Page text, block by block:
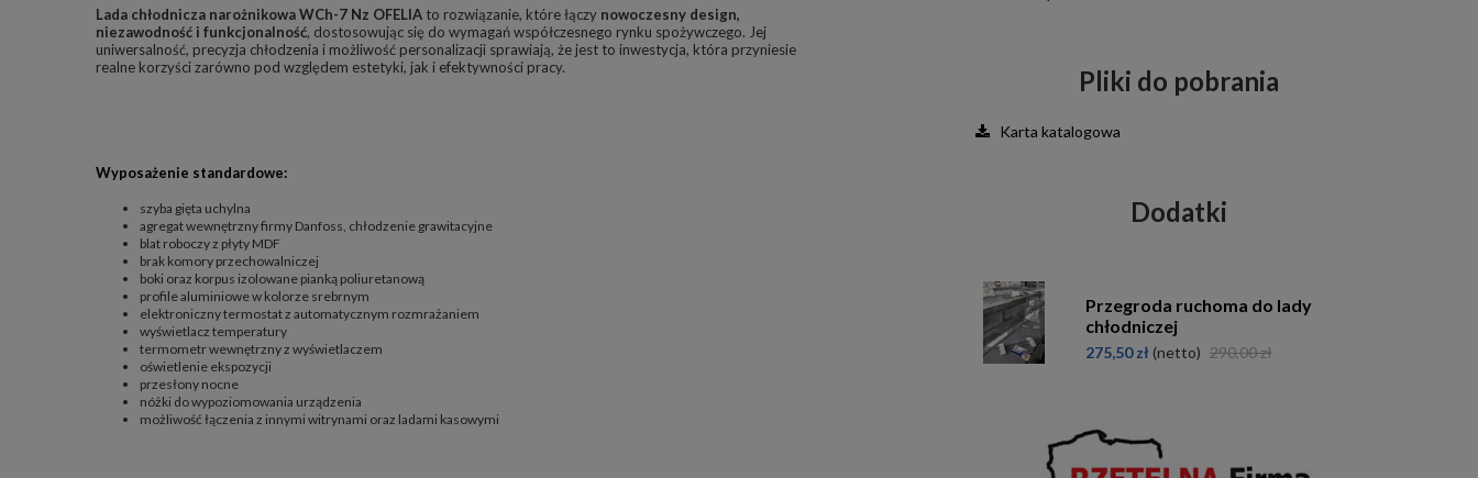
Lada chłodnicza narożnikowa WCh-7 Nz OFELIA to rozwiązanie, które łączy nowoczesny design,
niezawodność i funkcjonalność, dostosowując się do wymagań współczesnego rynku spożywczego. Jej
uniwersalność, precyzja chłodzenia i możliwość personalizacji sprawiają, że jest to inwestycja, która przyniesie
realne korzyści zarówno pod względem estetyki, jak i efektywności pracy.
Wyposażenie standardowe:
szyba gięta uchylna
agregat wewnętrzny firmy Danfoss, chłodzenie grawitacyjne
blat roboczy z płyty MDF
brak komory przechowalniczej
boki oraz korpus izolowane pianką poliuretanową
profile aluminiowe w kolorze srebrnym
elektroniczny termostat z automatycznym rozmrażaniem
wyświetlacz temperatury
termometr wewnętrzny z wyświetlaczem
oświetlenie ekspozycji
przesłony nocne
nóżki do wypoziomowania urządzenia
możliwość łączenia z innymi witrynami oraz ladami kasowymi
Pliki do pobrania
Karta katalogowa
Dodatki
Przegroda ruchoma do lady
chłodniczej
275,50 zł (netto) 290,00 zł